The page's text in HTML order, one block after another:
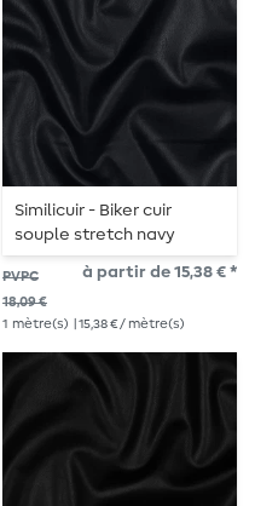
Similicuir - Biker cuir
souple stretch navy
PVPC
18,09 €
à partir de 15,38 € *
1 mètre(s) | 15,38 € / mètre(s)